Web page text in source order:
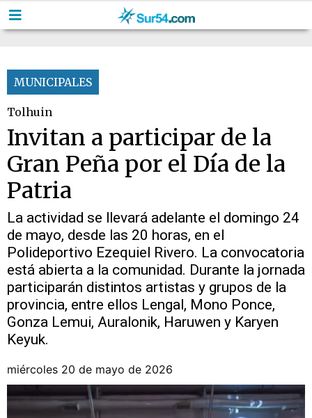
MUNICIPALES
Tolhuin
Invitan a participar de la
Gran Peña por el Día de la
Patria
La actividad se llevará adelante el domingo 24
de mayo, desde las 20 horas, en el
Polideportivo Ezequiel Rivero. La convocatoria
está abierta a la comunidad. Durante la jornada
participarán distintos artistas y grupos de la
provincia, entre ellos Lengal, Mono Ponce,
Gonza Lemui, Auralonik, Haruwen y Karyen
Keyuk.
miércoles 20 de mayo de 2026